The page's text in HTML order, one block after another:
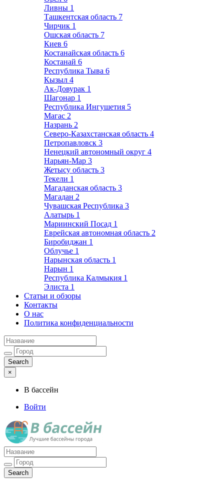
Ливны 1
Ташкентская область 7
Чирчик 1
Ошская область 7
Киев 6
Костанайская область 6
Костанай 6
Республика Тыва 6
Кызыл 4
Ак-Довурак 1
Шагонар 1
Республика Ингушетия 5
Магас 2
Назрань 2
Северо-Казахстанская область 4
Петропавловск 3
Ненецкий автономный округ 4
Нарьян-Мар 3
Жетысу область 3
Текели 1
Магаданская область 3
Магадан 2
Чувашская Республика 3
Алатырь 1
Мариинский Посад 1
Еврейская автономная область 2
Биробиджан 1
Облучье 1
Нарынская область 1
Нарын 1
Республика Калмыкия 1
Элиста 1
Статьи и обзоры
Контакты
О нас
Политика конфиденциальности
×
В бассейн
Войти
Лучшие бассейны города